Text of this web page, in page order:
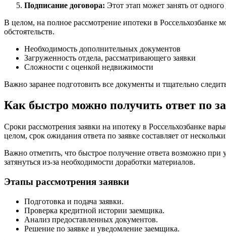
Подписание договора: Этот этап может занять от
В целом, на полное рассмотрение ипотеки в Россельхозбанке
обстоятельств.
Необходимость дополнительных документов
Загруженность отдела, рассматривающего заявки
Сложности с оценкой недвижимости
Важно заранее подготовить все документы и тщательно
Как быстро можно получить ответ по
Сроки рассмотрения заявки на ипотеку в Россельхозбанке
целом, срок ожидания ответа по заявке составляет от
Важно отметить, что быстрое получение ответа возможно
затянуться из-за необходимости доработки материалов.
Этапы рассмотрения заявки
Подготовка и подача заявки.
Проверка кредитной истории заемщика.
Анализ предоставленных документов.
Решение по заявке и уведомление заемщика.